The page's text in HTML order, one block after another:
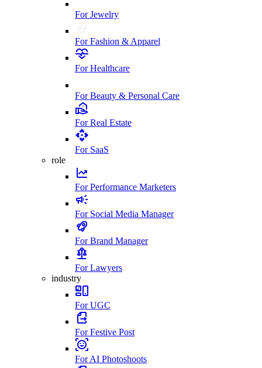
For Jewelry
For Fashion & Apparel
For Healthcare
For Beauty & Personal Care
For Real Estate
For SaaS
role
For Performance Marketers
For Social Media Manager
For Brand Manager
For Lawyers
industry
For UGC
For Festive Post
For AI Photoshoots